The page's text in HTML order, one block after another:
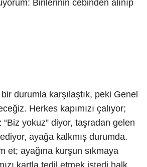
Birilerinin cebinden alınıp
durumla karşılaştık, peki Genel
Herkes kapımızı çalıyor;
yokuz” diyor, taşradan gelen
ayağa kalkmış durumda.
et; ayağına kurşun sıkmaya